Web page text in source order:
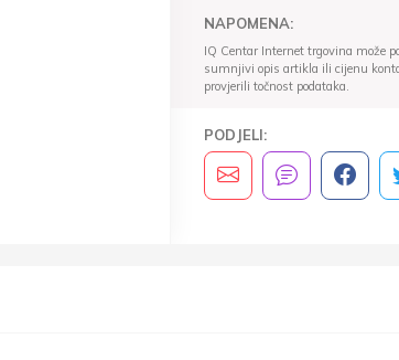
NAPOMENA:
IQ Centar Internet trgovina može
sumnjivi opis artikla ili cijenu
provjerili točnost podataka.
PODJELI: